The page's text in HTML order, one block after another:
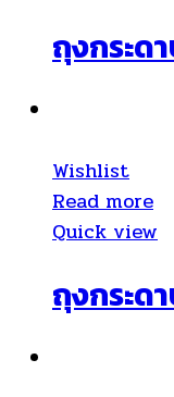
ถุงกระด
Wishlist
Read more
Quick view
ถุงกระด